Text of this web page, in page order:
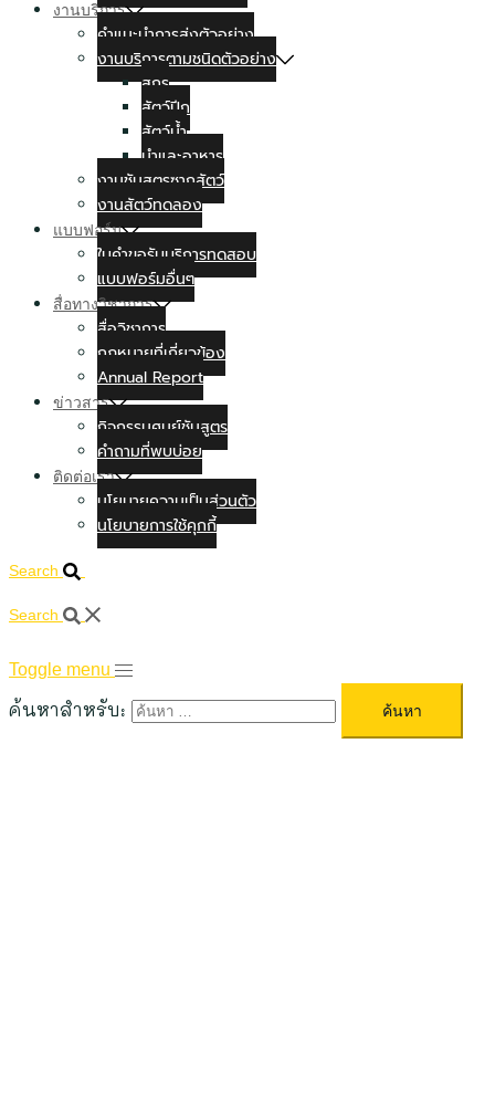
งานบริการ
คำแนะนำการส่งตัวอย่าง
งานบริการตามชนิดตัวอย่าง
สุกร
สัตว์ปีก
สัตว์น้ำ
นำและอาหาร
งานชันสูตรซากสัตว์
งานสัตว์ทดลอง
แบบฟอร์ม
ใบคำขอรับบริการทดสอบ
แบบฟอร์มอื่นๆ
สื่อทางวิชาการ
สื่อวิชาการ
กฏหมายที่เกี่ยวข้อง
Annual Report
ข่าวสาร
กิจกรรมศูนย์ชันสูตร
คำถามที่พบบ่อย
ติดต่อเรา
นโยบายความเป็นส่วนตัว
นโยบายการใช้คุกกี้
Search
Search
Toggle menu
ค้นหาสำหรับ: